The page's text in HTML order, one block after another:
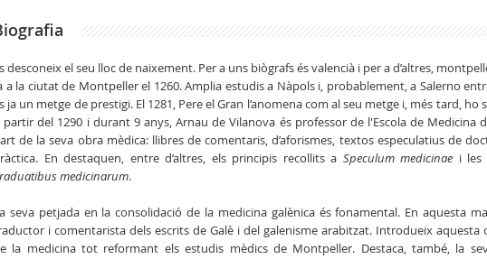
desconeix el seu lloc de naixement. Per a uns biògrafs és valencià i per a d’altres,
a la ciutat de Montpeller el 1260. Amplia estudis a Nàpols i, probablement, a Salerno
ja un metge de prestigi. El 1281, Pere el Gran l’anomena com al seu metge i, més tard, ho
partir del 1290 i durant 9 anys, Arnau de Vilanova és professor de l'Escola de Medicina
de la seva obra mèdica: llibres de comentaris, d’aforismes, textos especulatius de
En destaquen, entre d’altres, els principis recollits a Speculum medicinae i les
medicinarum.
seva petjada en la consolidació de la medicina galènica és fonamental. En aquesta
i comentarista dels escrits de Galè i del galenisme arabitzat. Introdueix aquesta
la medicina tot reformant els estudis mèdics de Montpeller. Destaca, també, la